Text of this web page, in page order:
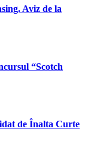
Aviz de la
“Scotch
de Înalta Curte